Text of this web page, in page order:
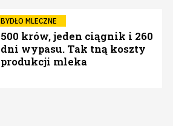
BYDŁO MLECZNE
500 krów, jeden ciągnik i 260
dni wypasu. Tak tną koszty
produkcji mleka